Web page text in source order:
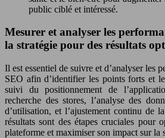
public ciblé et intéressé.
Mesurer et analyser les
la stratégie pour des résultats
Il est essentiel de suivre et d’analyser les
SEO afin d’identifier les points forts et
suivi du positionnement de
recherche des stores, l’analyse des
d’utilisation, et l’ajustement continu de
résultats sont des étapes cruciales pour
plateforme et maximiser son impact sur la